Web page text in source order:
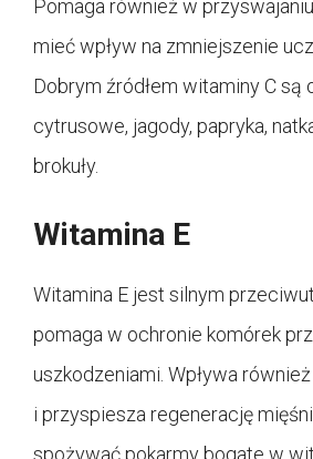
Pomaga również w
mieć wpływ na zmniejszenie
Dobrym źródłem witaminy C są
cytrusowe, jagody, papryka,
brokuły.
Witamina E
Witamina E jest silnym
pomaga w ochronie komórek
uszkodzeniami. Wpływa również
i przyspiesza regenerację
spożywać pokarmy bogate w